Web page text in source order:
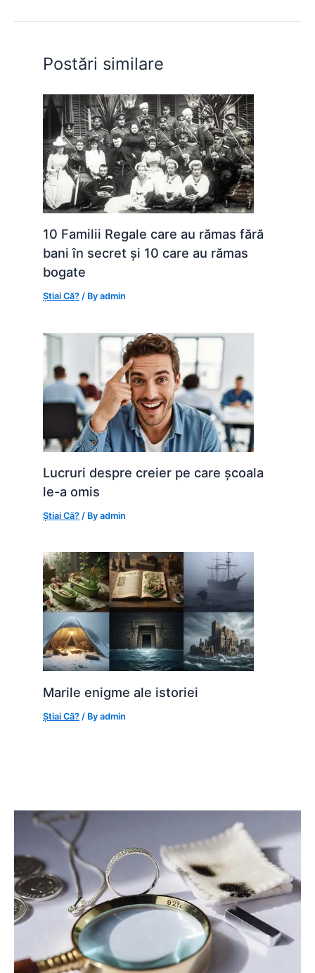
o
o
k
p
p
n
g
er
Postări similare
10 Familii Regale care au rămas fără
bani în secret și 10 care au rămas
bogate
Știai Că? / Byadmin
Lucruri despre creier pe care școala
le-a omis
Știai Că? / Byadmin
Marile enigme ale istoriei
Știai Că? / Byadmin